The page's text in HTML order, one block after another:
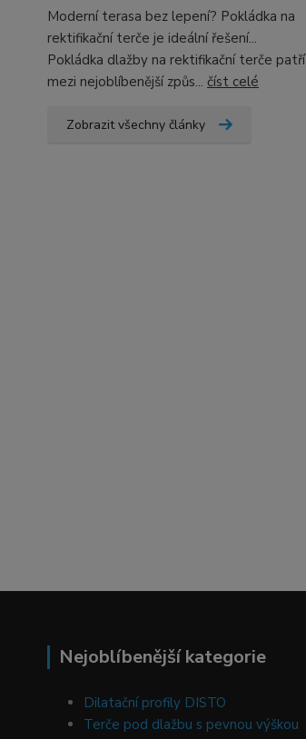
Moderní terasa bez lepení? Pokládka na
rektifikační terče je ideální řešení...
Pokládka dlažby na rektifikační terče patří
mezi nejoblíbenější způs... číst celé
Zobrazit všechny články
Nejoblíbenější kategorie
Dilatační profily DISTO
Terče pod dlažbu s pevnou výškou